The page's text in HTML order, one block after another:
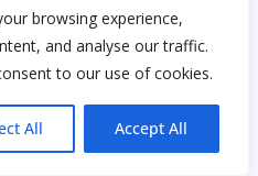
browsing experience,
and analyse our traffic.
to our use of cookies.
All Accept All
промолчал.